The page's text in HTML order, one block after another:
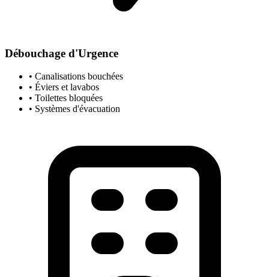
Débouchage d'Urgence
• Canalisations bouchées
• Éviers et lavabos
• Toilettes bloquées
• Systèmes d'évacuation